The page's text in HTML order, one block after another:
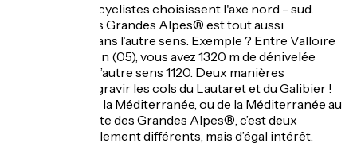
La plupart des cyclistes choisissent l'axe nord - sud.
Mais, Route des Grandes Alpes® est tout aussi
intéressante dans l’autre sens. Exemple ? Entre Valloire
(73) et Briançon (05), vous avez 1320 m de dénivelée
positive ; dans l’autre sens 1120. Deux manières
différentes de gravir les cols du Lautaret et du Galibier !
Du lac Léman à la Méditerranée, ou de la Méditerranée au
lac Léman, Route des Grandes Alpes®, c’est deux
itinéraires totalement différents, mais d’égal intérêt.